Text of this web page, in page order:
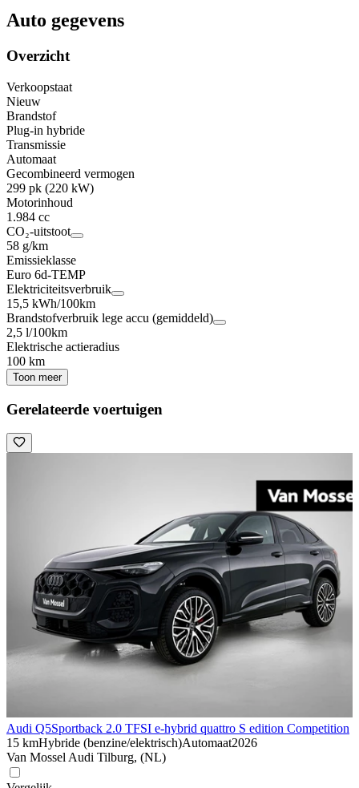
Auto gegevens
Overzicht
Verkoopstaat
Nieuw
Brandstof
Plug-in hybride
Transmissie
Automaat
Gecombineerd vermogen
299 pk (220 kW)
Motorinhoud
1.984 cc
CO₂-uitstoot
58 g/km
Emissieklasse
Euro 6d-TEMP
Elektriciteitsverbruik
15,5 kWh/100km
Brandstofverbruik lege accu (gemiddeld)
2,5 l/100km
Elektrische actieradius
100 km
Toon meer
Gerelateerde voertuigen
Audi Q5Sportback 2.0 TFSI e-hybrid quattro S edition Competition
15 kmHybride (benzine/elektrisch)Automaat2026
Van Mossel Audi Tilburg, (NL)